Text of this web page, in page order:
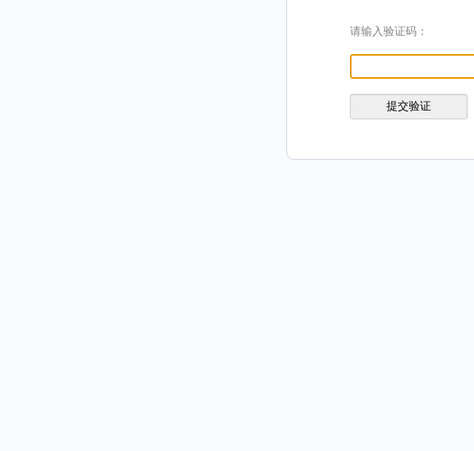
请输入验证码：